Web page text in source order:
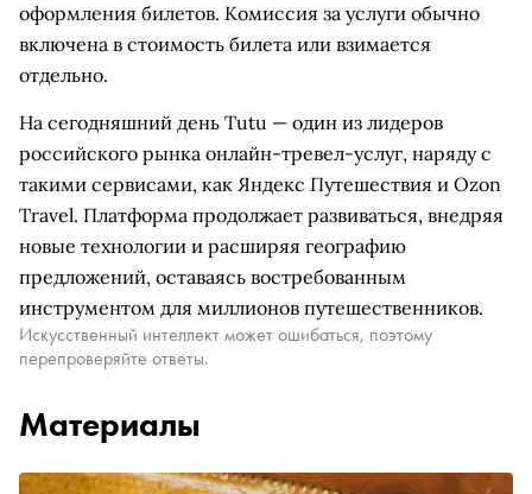
оформления билетов. Комиссия за услуги обычно
включена в стоимость билета или взимается
отдельно.
На сегодняшний день Tutu — один из лидеров
российского рынка онлайн-тревел-услуг, наряду с
такими сервисами, как Яндекс Путешествия и Ozon
Travel. Платформа продолжает развиваться, внедряя
новые технологии и расширяя географию
предложений, оставаясь востребованным
инструментом для миллионов путешественников.
Искусственный интеллект может ошибаться, поэтому
перепроверяйте ответы.
Материалы